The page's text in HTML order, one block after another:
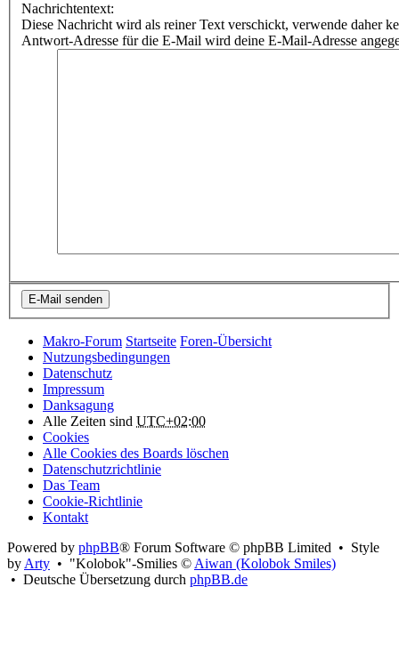
Nachrichtentext:
Diese Nachricht wird als reiner Text verschickt, verwende daher
Antwort-Adresse für die E-Mail wird deine E-Mail-Adresse
Makro-Forum Startseite Foren-Übersicht
Nutzungsbedingungen
Datenschutz
Impressum
Danksagung
Alle Zeiten sind UTC+02:00
Cookies
Alle Cookies des Boards löschen
Datenschutzrichtlinie
Das Team
Cookie-Richtlinie
Kontakt
Powered by phpBB® Forum Software © phpBB Limited • Style
by Arty • "Kolobok"-Smilies © Aiwan (Kolobok Smiles)
• Deutsche Übersetzung durch phpBB.de